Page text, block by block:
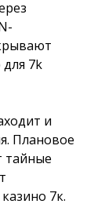
7k
и
Плановое
тайные
7к.